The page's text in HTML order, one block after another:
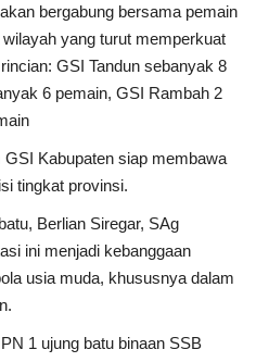
bergabung bersama pemain
yang turut memperkuat
GSI Tandun sebanyak 8
6 pemain, GSI Rambah 2
GSI Kabupaten siap membawa
tingkat provinsi.
Berlian Siregar, SAg
ini menjadi kebanggaan
usia muda, khususnya dalam
1 ujung batu binaan SSB